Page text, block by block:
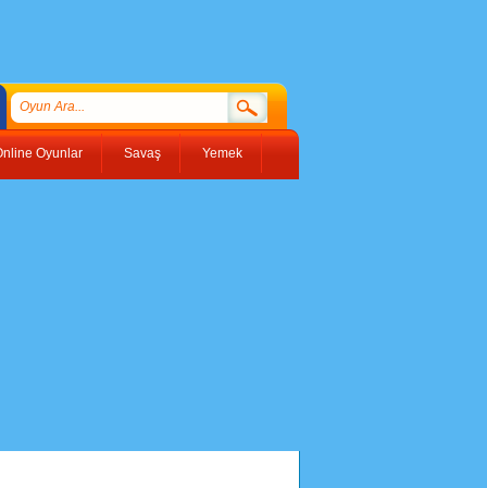
Oyunlar Savaş Yemek